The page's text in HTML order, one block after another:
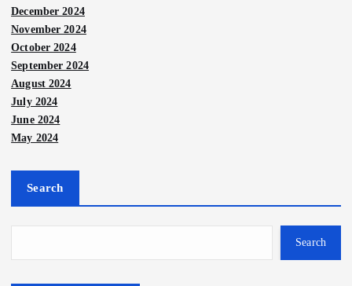
December 2024
November 2024
October 2024
September 2024
August 2024
July 2024
June 2024
May 2024
Search
Search
Utam
Pasa
pena